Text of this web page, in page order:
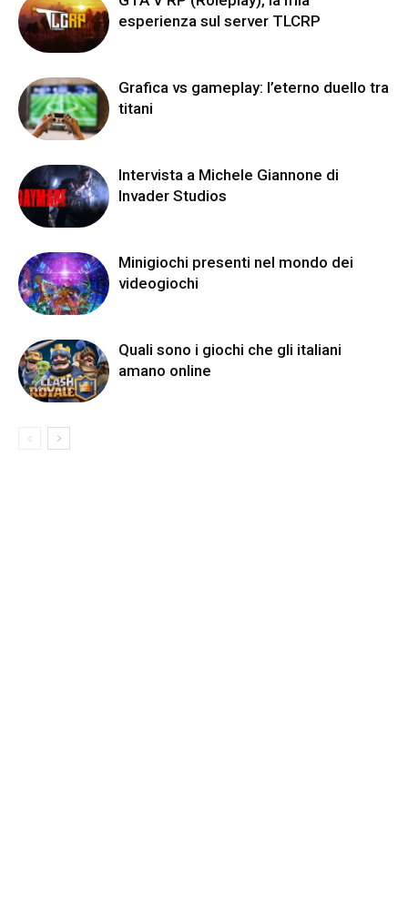
esperienza sul server TLCRP
Grafica vs gameplay: l’eterno duello tra
titani
Intervista a Michele Giannone di
Invader Studios
Minigiochi presenti nel mondo dei
videogiochi
Quali sono i giochi che gli italiani
amano online